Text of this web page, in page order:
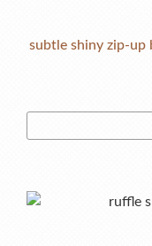
subtle shiny zip-up